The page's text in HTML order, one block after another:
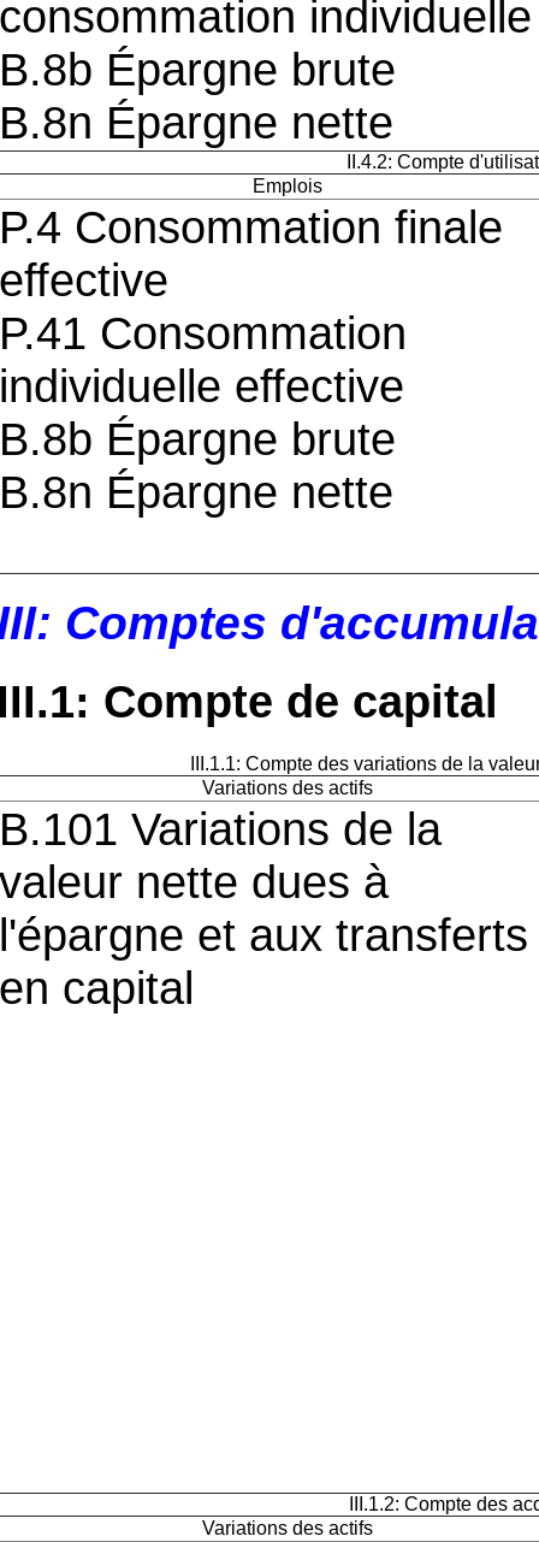
consommation individuelle
B.8b Épargne brute
B.8n Épargne nette
II.4.2: Compte
Emplois
P.4 Consommation finale
effective
P.41 Consommation
individuelle effective
B.8b Épargne brute
B.8n Épargne nette
Comptes
Compte de capital
III.1.1: Compte des variations de la
Variations des actifs
B.101 Variations de la
valeur nette dues à
l'épargne et aux transferts
en capital
III.1.2: Compte des
Variations des actifs